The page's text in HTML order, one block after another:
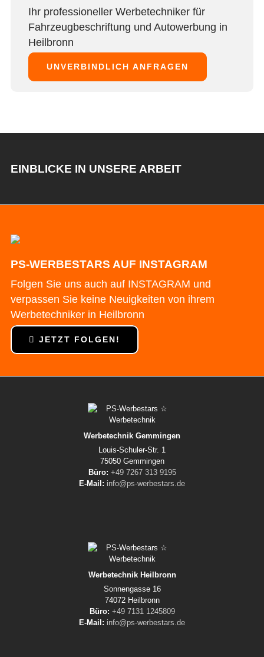
Ihr professioneller Werbetechniker für
Fahrzeugbeschriftung und Autowerbung in
Heilbronn
UNVERBINDLICH ANFRAGEN
EINBLICKE IN UNSERE ARBEIT
PS-WERBESTARS AUF INSTAGRAM
Folgen Sie uns auch auf INSTAGRAM und
verpassen Sie keine Neuigkeiten von ihrem
Werbetechniker in Heilbronn
JETZT FOLGEN!
Werbetechnik Gemmingen
Louis-Schuler-Str. 1
75050 Gemmingen
Büro: +49 7267 313 9195
E-Mail: info@ps-werbestars.de
Werbetechnik Heilbronn
Sonnengasse 16
74072 Heilbronn
Büro: +49 7131 1245809
E-Mail: info@ps-werbestars.de